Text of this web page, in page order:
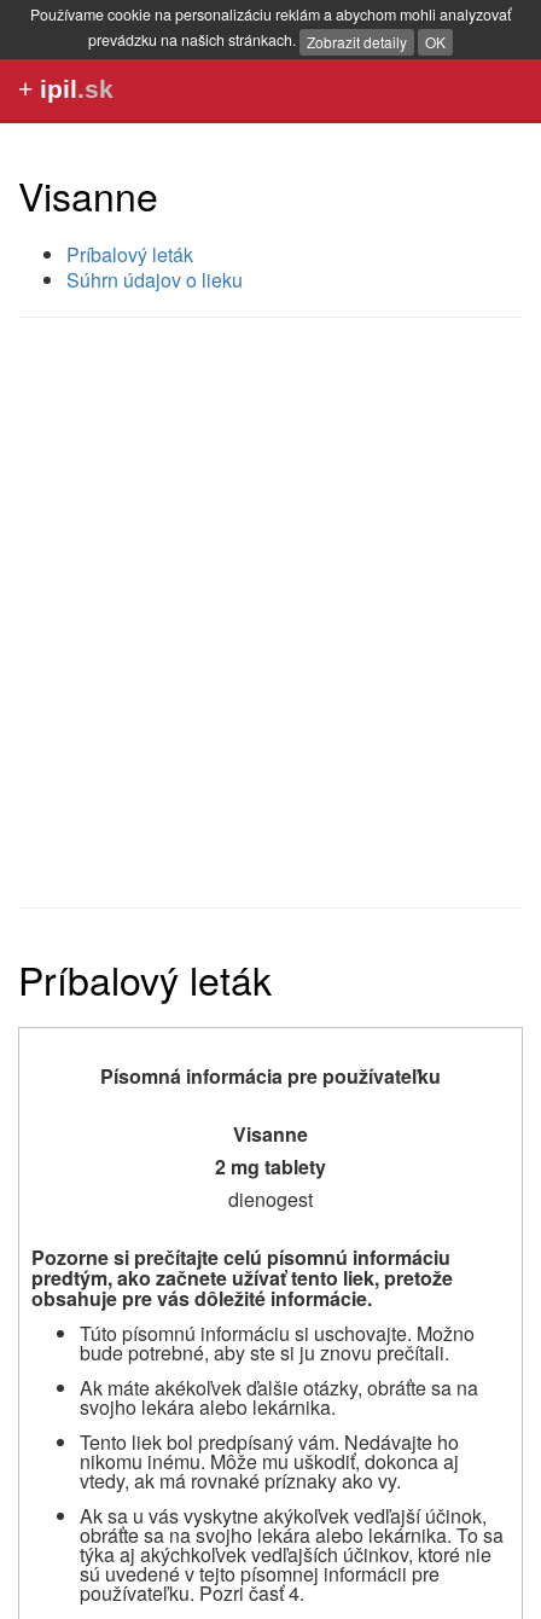
Používame cookie na personalizáciu reklám a abychom mohli analyzovať
prevádzku na našich stránkach. Zobrazit detaily OK
+ ipil.sk
Visanne
Príbalový leták
Súhrn údajov o lieku
Príbalový leták
Písomná informácia pre používateľku
Visanne
2 mg tablety
dienogest
Pozorne si prečítajte celú písomnú informáciu
predtým, ako začnete užívaťtento liek, pretože
obsahuje pre vás dôležité informácie.
Túto písomnú informáciu si uschovajte. Možno
bude potrebné, aby ste si ju znovu prečítali.
Ak máte akékoľvek ďalšie otázky, obráťte sa na
svojho lekára alebo lekárnika.
Tento liek bol predpísaný vám. Nedávajte ho
nikomu inému. Môže mu uškodiť, dokonca aj
vtedy, ak má rovnaké príznaky ako vy.
Ak sa u vás vyskytne akýkoľvek vedľajší účinok,
obráťte sa na svojho lekára alebo lekárnika. To sa
týka aj akýchkoľvek vedľajších účinkov, ktoré nie
sú uvedené v tejto písomnej informácii pre
používateľku. Pozri časť 4.